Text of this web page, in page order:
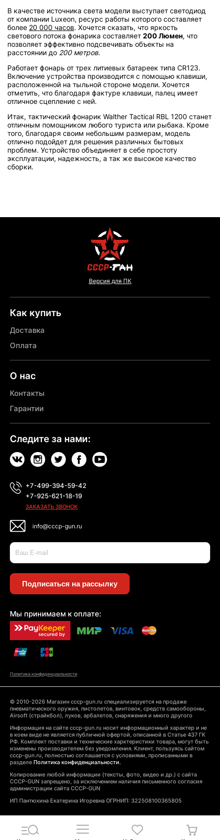
В качестве источника света модели выступает светодиод
от компании Luxeon, ресурс работы которого составляет
более 20 000 часов. Хочется сказать, что яркость
светового потока фонарика составляет 200 Люмен, что
позволяет эффективно подсвечивать объекты на
расстоянии до 200 метров.
Работает фонарь от трех литиевых батареек типа CR123.
Включение устройства производится с помощью клавиши,
расположенной на тыльной стороне модели. Хочется
отметить, что благодаря фактуре клавиши, палец имеет
отличное сцепление с ней.
Итак, тактический фонарик Walther Tactical RBL 1200 станет
отличным помощником любого туриста или рыбака. Кроме
того, благодаря своим небольшим размерам, модель
отлично подойдет для решения различных бытовых
проблем. Устройство объединяет в себе простоту
эксплуатации, надежность, а так же высокое качество
сборки.
Версия для ПК
Как купить
Доставка
Оплата
О нас
Контакты
Гарантии
Следите за нами:
+7-499-394-59-42
+7-925-621-18-19
ЗАКАЗАТЬ ЗВОНОК
info@cccp-gun.ru
Подписаться на рассылку
Мы принимаем к оплате:
Политика конфиденциальности
© 2010-2026 Магазин cccp-gun.ru специализируется на продаже
пневматического оружия, пистолетов, винтовок, средств самообороны,
Airsoft (страйкбол), луков, арбалетов, снаряжения и много другого
Информация на сайте cccp-gun.ru носит информационный характер и не
в коем виде не является публичной офертой, описанной в Статье 437 ГК
РФ. Комплект поставки и технические харктеристики товара, могут быть
изменены производителем без уведомления. Клиент, пользуясь сайтом
cccp-gun.ru, полностью соглашается с условиями, прописанными в
разделе Политика конфиденциальности.
Копирование любой информации (тексты, фото, видео и др.) с сайта
CCCP-GUN запрещено, за исключением наличия письменного согласия
администрации сайта CCCP-GUN
ИП Пантюхина Екатерина Игоревна ОГРНИП: 322508100365805